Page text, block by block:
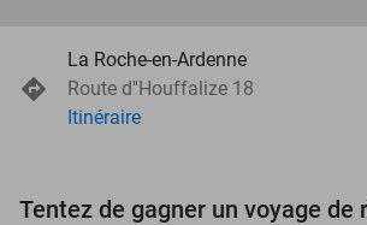
La Roche-en-Ardenne
Route d''Houffalize 18
Itinéraire